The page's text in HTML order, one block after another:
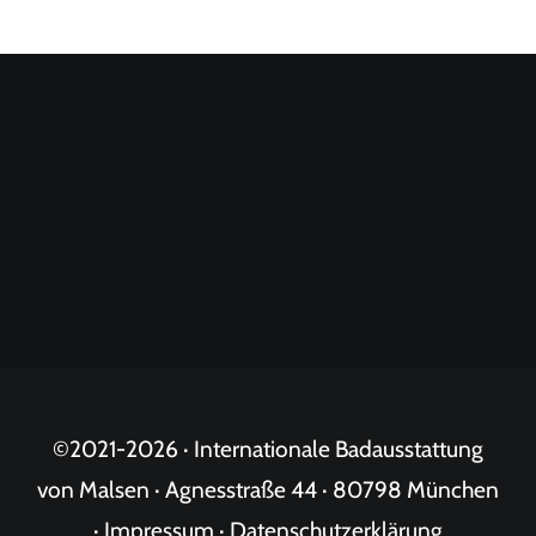
©2021-2026 · Internationale Badausstattung
von Malsen · Agnesstraße 44 · 80798 München
· Impressum · Datenschutzerklärung